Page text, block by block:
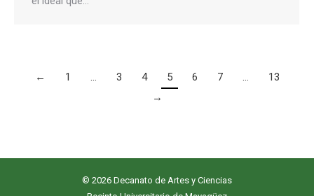
← 1 … 3 4 5 6 7 …
13
→
© 2026 Decanato de Artes y Ciencias